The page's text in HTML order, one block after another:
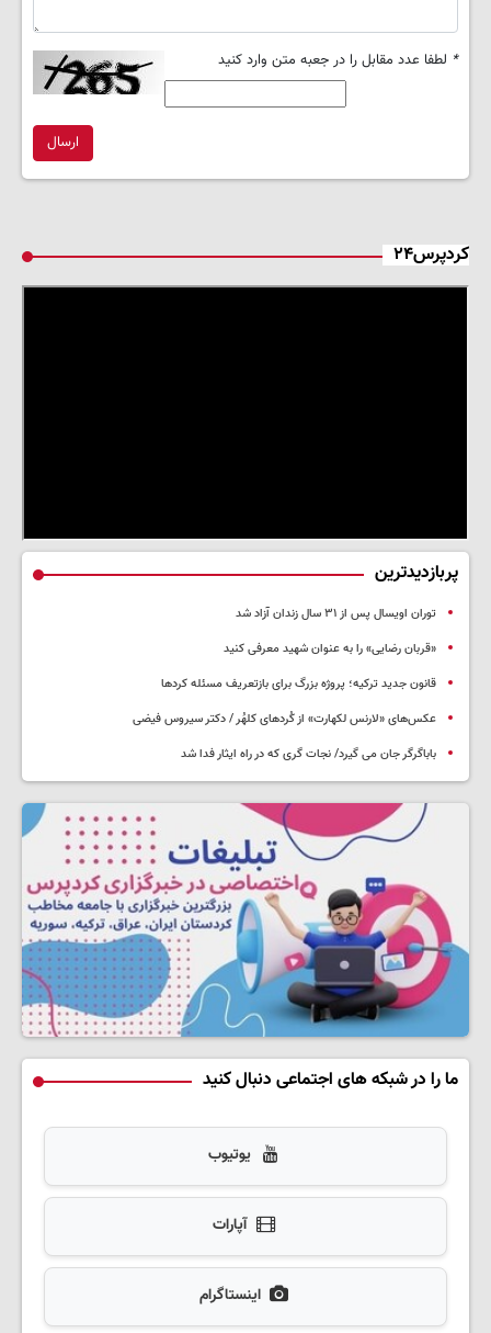
* لطفا عدد مقابل را در جعبه متن وارد کنید
ارسال
کردپرس۲۴
پربازدیدترین
توران اویسال پس از ۳۱ سال زندان آزاد شد
«قربان رضایی» را به عنوان شهید معرفی کنید
قانون جدید ترکیه؛ پروژه بزرگ‌ برای بازتعریف مسئله کردها
عکس‌های «لارنس لکهارت» از کُردهای کلهُر / دکتر سیروس فیضی
باباگرگر جان می گیرد/ نجات گری که در راه ایثار فدا شد
ما را در شبکه های اجتماعی دنبال کنید
یوتیوب
آپارات
اینستاگرام